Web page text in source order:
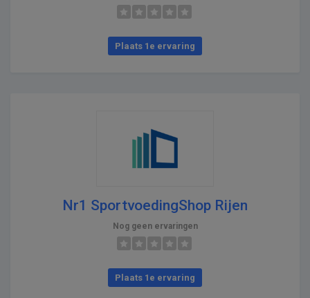
Plaats 1e ervaring
Nr1 SportvoedingShop Rijen
Nog geen ervaringen
Plaats 1e ervaring